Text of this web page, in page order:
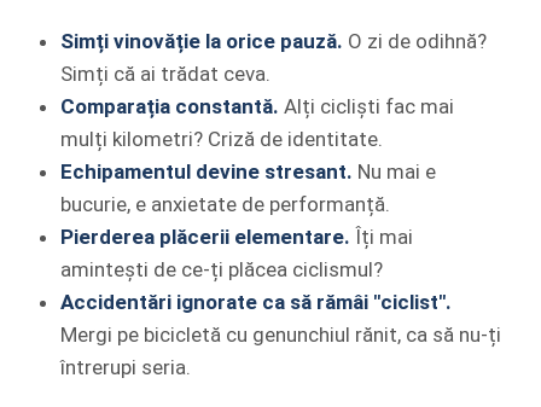
Simți vinovăție la orice pauză. O zi de odihnă?
Simți că ai trădat ceva.
Comparația constantă. Alți cicliști fac mai
mulți kilometri? Criză de identitate.
Echipamentul devine stresant. Nu mai e
bucurie, e anxietate de performanță.
Pierderea plăcerii elementare. Îți mai
amintești de ce-ți plăcea ciclismul?
Accidentări ignorate ca să rămâi "ciclist".
Mergi pe bicicletă cu genunchiul rănit, ca să nu-ți
întrerupi seria.